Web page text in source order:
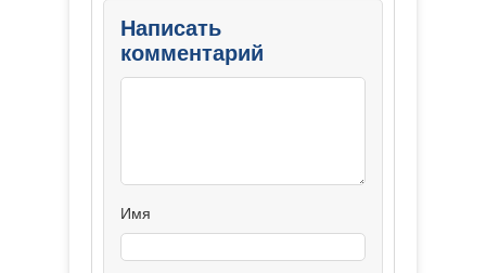
Написать
комментарий
Имя